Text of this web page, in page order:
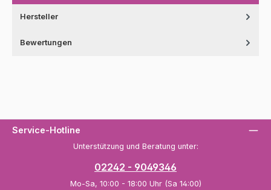
Hersteller
Bewertungen
Service-Hotline
Unterstützung und Beratung unter:
02242 - 9049346
Mo-Sa, 10:00 - 18:00 Uhr (Sa 14:00)